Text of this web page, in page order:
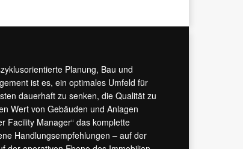
Planung, Bau und
ist es, ein optimales Umfeld für
dauerhaft zu senken, die Qualität zu
Wert von Gebäuden und Anlagen
Facility Manager“ das komplette
Handlungsempfehlungen – auf der